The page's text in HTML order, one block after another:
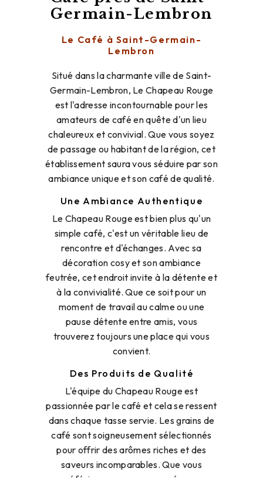
Germain-Lembron
Le Café à Saint-Germain-
Lembron
Situé dans la charmante ville de Saint-
Germain-Lembron, Le Chapeau Rouge
est l'adresse incontournable pour les
amateurs de café en quête d'un lieu
chaleureux et convivial. Que vous soyez
de passage ou habitant de la région, cet
établissement saura vous séduire par son
ambiance unique et son café de qualité.
Une Ambiance Authentique
Le Chapeau Rouge est bien plus qu'un
simple café, c'est un véritable lieu de
rencontre et d'échanges. Avec sa
décoration cosy et son ambiance
feutrée, cet endroit invite à la détente et
à la convivialité. Que ce soit pour un
moment de travail au calme ou une
pause détente entre amis, vous
trouverez toujours une place qui vous
convient.
Des Produits de Qualité
L'équipe du Chapeau Rouge est
passionnée par le café et cela se ressent
dans chaque tasse servie. Les grains de
café sont soigneusement sélectionnés
pour offrir des arômes riches et des
saveurs incomparables. Que vous